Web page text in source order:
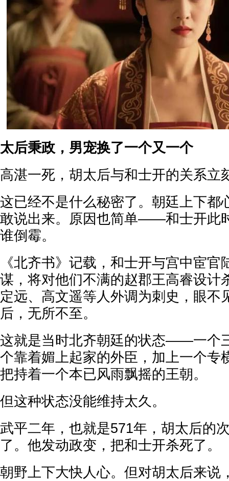
太后秉政，男宠换了一个又一个
高湛一死，胡太后与和士开的关系立
这已经不是什么秘密了。朝廷上下都
敢说出来。原因也简单——和士开此
谁倒霉。
《北齐书》记载，和士开与宫中宦
谋，将对他们不满的赵郡王高睿设计
定远、高文遥等人外调为刺史，眼不
后，无所不至。
这就是当时北齐朝廷的状态——一个
个靠着媚上起家的外臣，加上一个专
把持着一个本已风雨飘摇的王朝。
但这种状态没能维持太久。
武平二年，也就是571年，胡太后的
了。他发动政变，把和士开杀死了。
朝野上下大快人心。但对胡太后来说